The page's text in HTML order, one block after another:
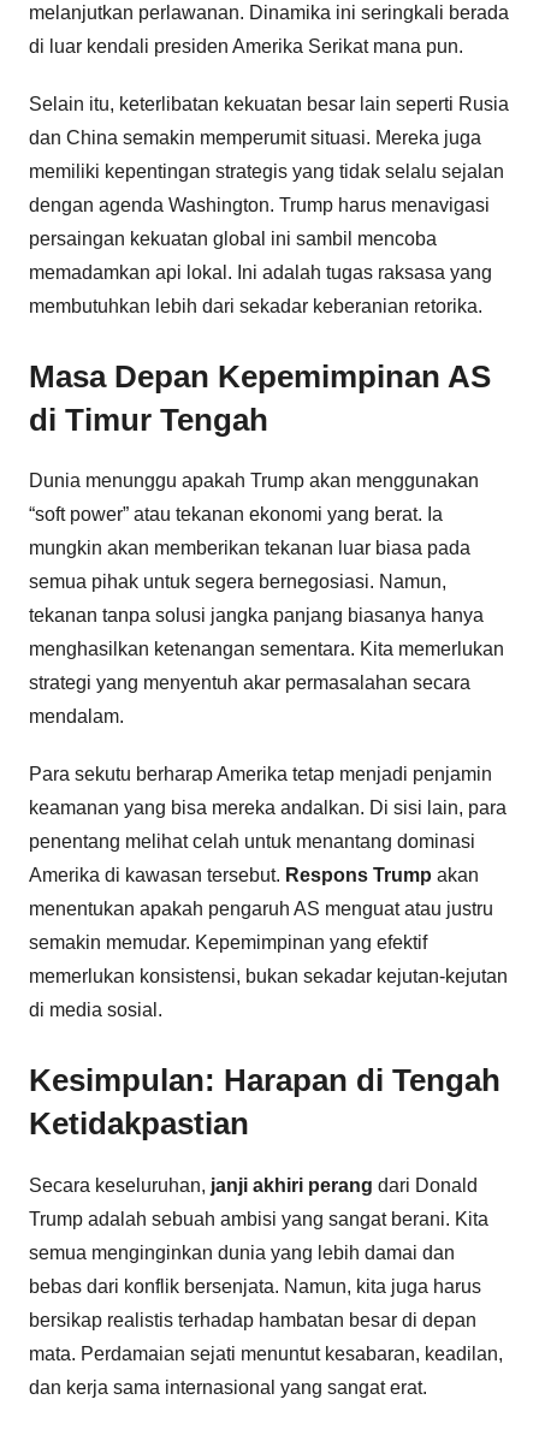
melanjutkan perlawanan. Dinamika ini seringkali berada
di luar kendali presiden Amerika Serikat mana pun.
Selain itu, keterlibatan kekuatan besar lain seperti Rusia
dan China semakin memperumit situasi. Mereka juga
memiliki kepentingan strategis yang tidak selalu sejalan
dengan agenda Washington. Trump harus menavigasi
persaingan kekuatan global ini sambil mencoba
memadamkan api lokal. Ini adalah tugas raksasa yang
membutuhkan lebih dari sekadar keberanian retorika.
Masa Depan Kepemimpinan AS
di Timur Tengah
Dunia menunggu apakah Trump akan menggunakan
“soft power” atau tekanan ekonomi yang berat. Ia
mungkin akan memberikan tekanan luar biasa pada
semua pihak untuk segera bernegosiasi. Namun,
tekanan tanpa solusi jangka panjang biasanya hanya
menghasilkan ketenangan sementara. Kita memerlukan
strategi yang menyentuh akar permasalahan secara
mendalam.
Para sekutu berharap Amerika tetap menjadi penjamin
keamanan yang bisa mereka andalkan. Di sisi lain, para
penentang melihat celah untuk menantang dominasi
Amerika di kawasan tersebut. Respons Trump akan
menentukan apakah pengaruh AS menguat atau justru
semakin memudar. Kepemimpinan yang efektif
memerlukan konsistensi, bukan sekadar kejutan-kejutan
di media sosial.
Kesimpulan: Harapan di Tengah
Ketidakpastian
Secara keseluruhan, janji akhiri perang dari Donald
Trump adalah sebuah ambisi yang sangat berani. Kita
semua menginginkan dunia yang lebih damai dan
bebas dari konflik bersenjata. Namun, kita juga harus
bersikap realistis terhadap hambatan besar di depan
mata. Perdamaian sejati menuntut kesabaran, keadilan,
dan kerja sama internasional yang sangat erat.